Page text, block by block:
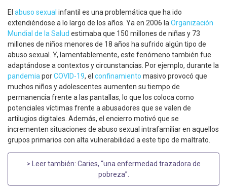
El abuso sexual infantil es una problemática que ha ido
extendiéndose a lo largo de los años. Ya en 2006 la Organización
Mundial de la Salud estimaba que 150 millones de niñas y 73
millones de niños menores de 18 años ha sufrido algún tipo de
abuso sexual. Y, lamentablemente, este fenómeno también fue
adaptándose a contextos y circunstancias. Por ejemplo, durante la
pandemia porCOVID-19, el confinamiento masivo provocó que
muchos niños y adolescentes aumenten su tiempo de
permanencia frente a las pantallas, lo que los coloca como
potenciales víctimas frente a abusadores que se valen de
artilugios digitales. Además, el encierro motivó que se
incrementen situaciones de abuso sexual intrafamiliar en aquellos
grupos primarios con alta vulnerabilidad a este tipo de maltrato.
> Leer también: Caries, “una enfermedad trazadora de
pobreza”